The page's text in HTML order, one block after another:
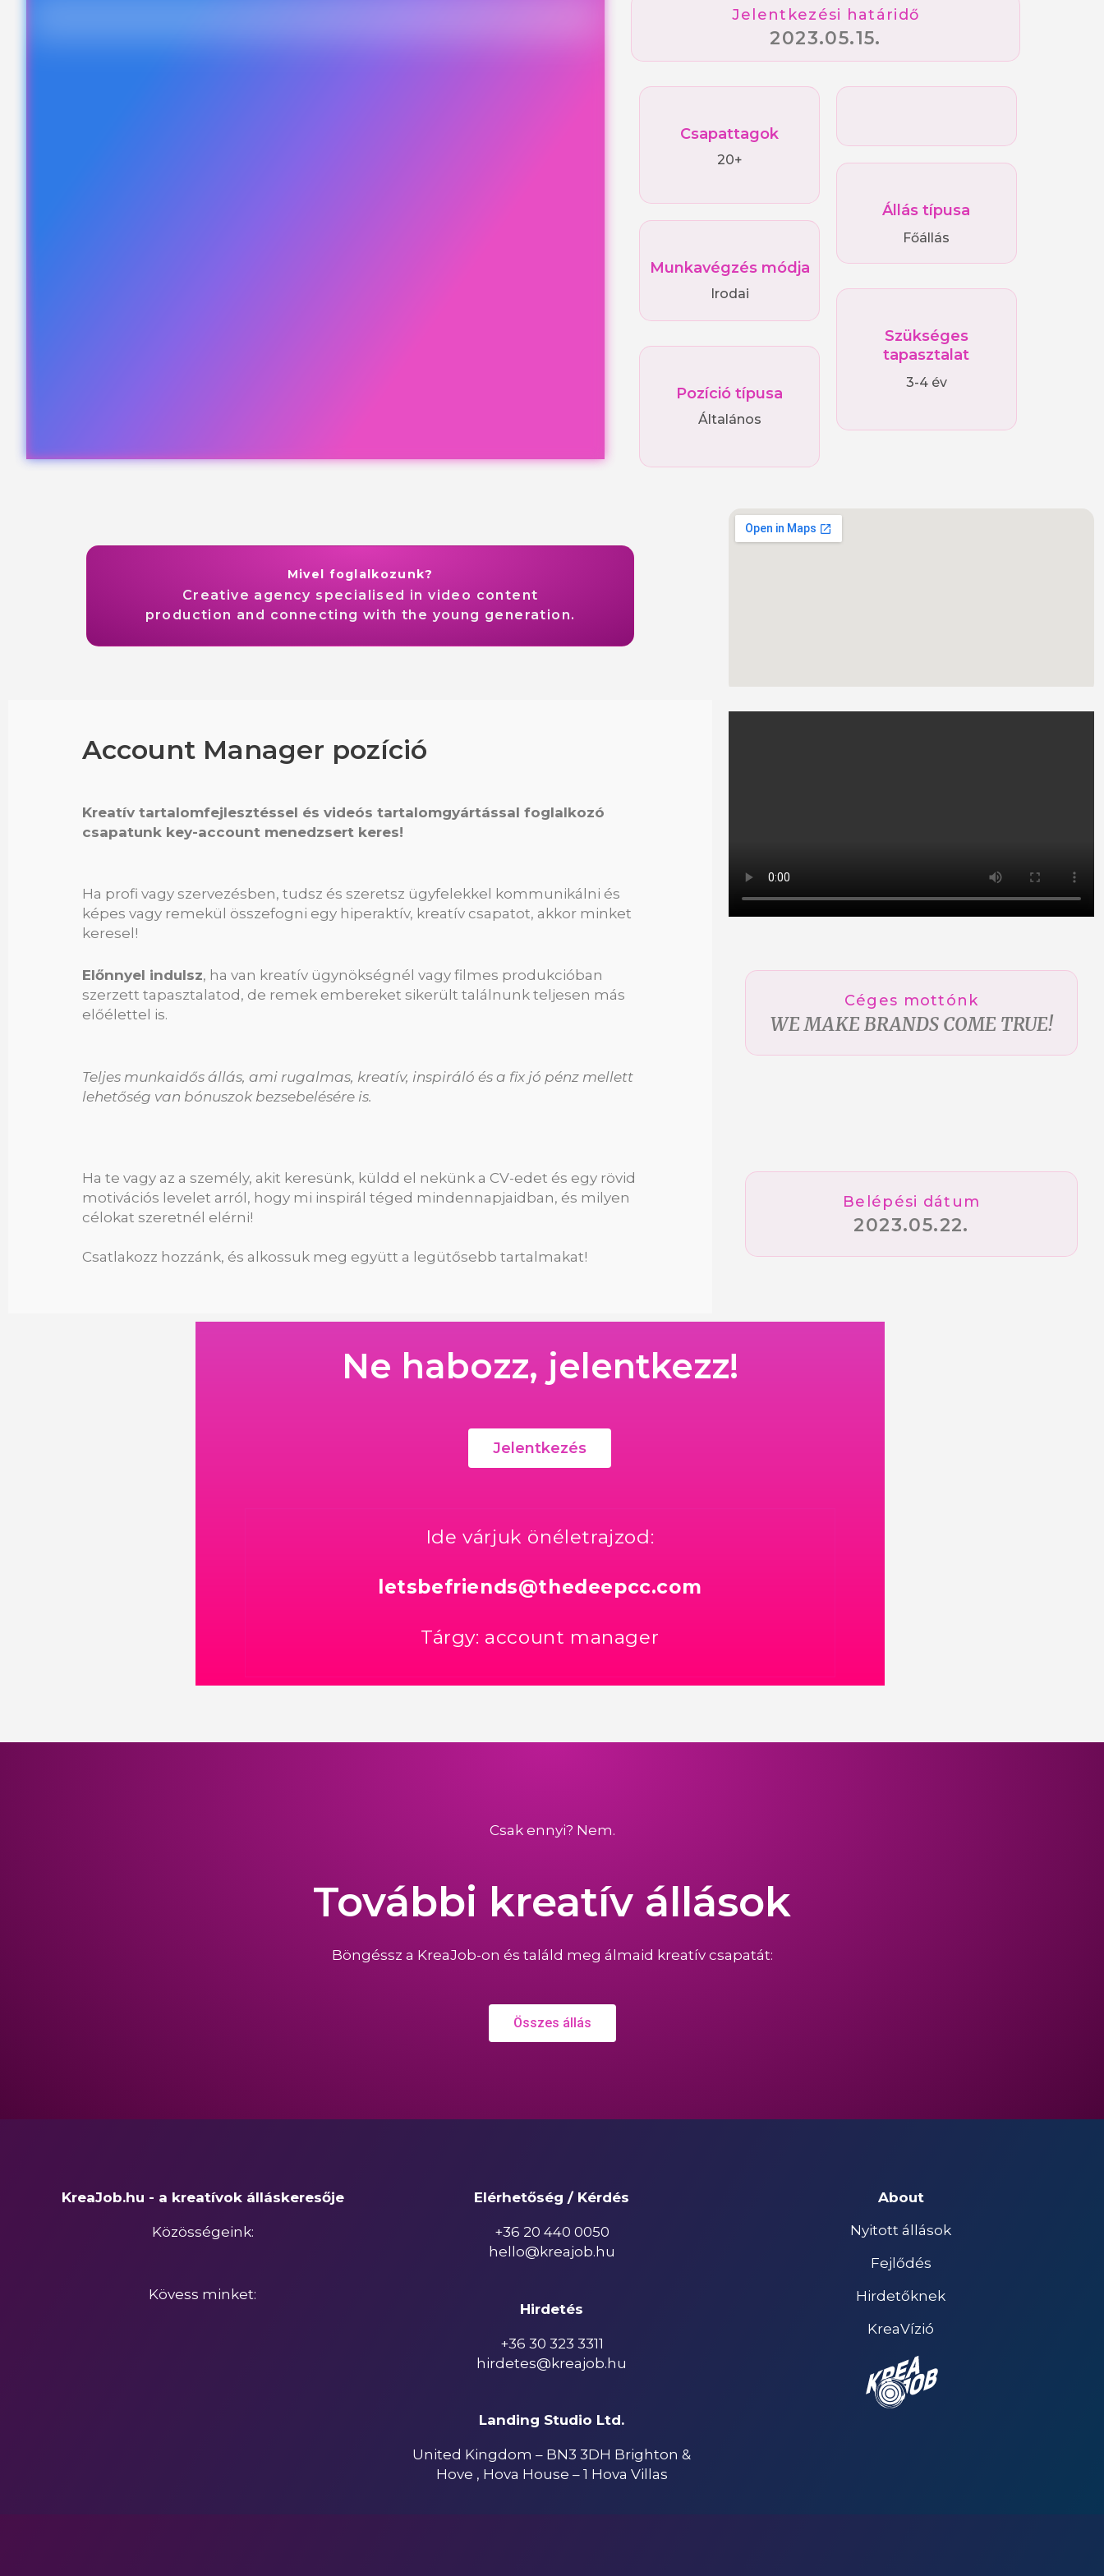
Jelentkezési határidő
2023.05.15.
Csapattagok
20+
Munkavégzés módja
Irodai
Pozíció típusa
Általános
Állás típusa
Főállás
Szükséges
tapasztalat
3-4 év
Mivel foglalkozunk?
Creative agency specialised in video content
production and connecting with the young generation.
Account Manager pozíció
Kreatív tartalomfejlesztéssel és videós tartalomgyártással foglalkozó
csapatunk key-account menedzsert keres!
Ha profi vagy szervezésben, tudsz és szeretsz ügyfelekkel kommunikálni és
képes vagy remekül összefogni egy hiperaktív, kreatív csapatot, akkor minket
keresel!
Előnnyel indulsz, ha van kreatív ügynökségnél vagy filmes produkcióban
szerzett tapasztalatod, de remek embereket sikerült találnunk teljesen más
előélettel is.
Teljes munkaidős állás, ami rugalmas, kreatív, inspiráló és a fix jó pénz mellett
lehetőség van bónuszok bezsebelésére is.
Ha te vagy az a személy, akit keresünk, küldd el nekünk a CV-edet és egy rövid
motivációs levelet arról, hogy mi inspirál téged mindennapjaidban, és milyen
célokat szeretnél elérni!
Csatlakozz hozzánk, és alkossuk meg együtt a legütősebb tartalmakat!
Céges mottónk
WE MAKE BRANDS COME TRUE!
Belépési dátum
2023.05.22.
Ne habozz, jelentkezz!
Jelentkezés
Ide várjuk önéletrajzod:
letsbefriends@thedeepcc.com
Tárgy: account manager
Csak ennyi? Nem.
További kreatív állások
Böngéssz a KreaJob-on és találd meg álmaid kreatív csapatát:
Összes állás
KreaJob.hu - a kreatívok álláskeresője
Közösségeink:
Kövess minket:
Elérhetőség / Kérdés
+36 20 440 0050
hello@kreajob.hu
Hirdetés
+36 30 323 3311
hirdetes@kreajob.hu
Landing Studio Ltd.
United Kingdom – BN3 3DH Brighton &
Hove , Hova House – 1 Hova Villas
About
Nyitott állások
Fejlődés
Hirdetőknek
KreaVízió